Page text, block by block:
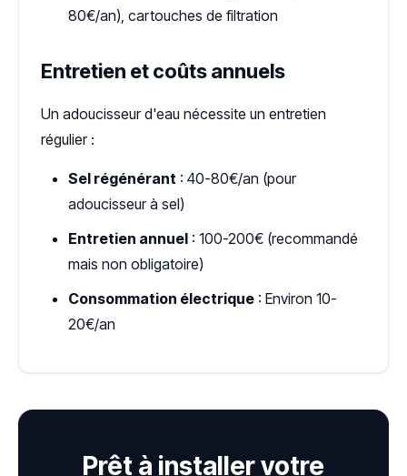
80€/an), cartouches de filtration
Entretien et coûts annuels
Un adoucisseur d'eau nécessite un entretien
régulier :
Sel régénérant : 40-80€/an (pour
adoucisseur à sel)
Entretien annuel : 100-200€ (recommandé
mais non obligatoire)
Consommation électrique : Environ 10-
20€/an
Prêt à installer votre